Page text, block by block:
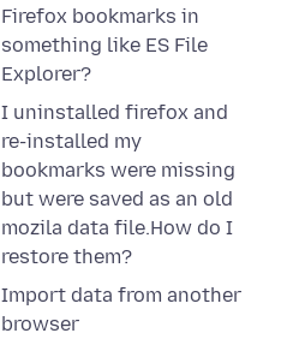
Firefox bookmarks in
something like ES File
Explorer?
I uninstalled firefox and
re-installed my
bookmarks were missing
but were saved as an old
mozila data file.How do I
restore them?
Import data from another
browser